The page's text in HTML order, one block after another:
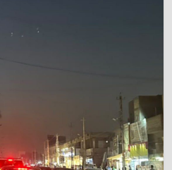
خبراء: 70 بالمئة من